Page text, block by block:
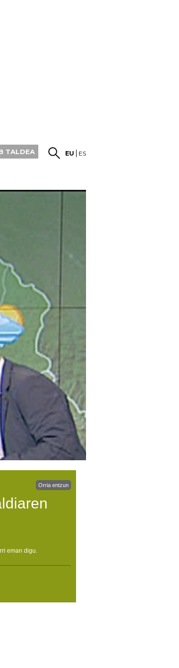
TALDEA EU ES
Orria entzun
eman digu.